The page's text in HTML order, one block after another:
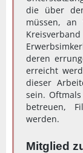
die über
müssen, an
deren
erreicht
dieser
sein.
betreuen,
werden.
Mitglied